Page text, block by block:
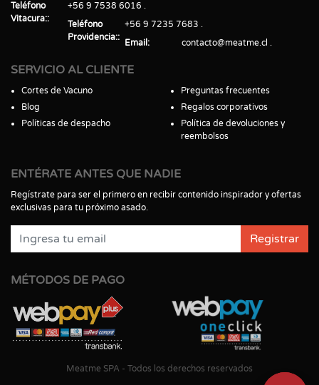
Teléfono
Vitacura:
+56 9 7538 6016
Teléfono
Providencia:
+56 9 7235 7683
Email
contacto@meatme.cl
SERVICIO AL CLIENTE
Cortes de Vacuno
Blog
Políticas de despacho
Preguntas frecuentes
Regalos corporativos
Política de devoluciones y
reembolsos
ENTÉRATE ANTES QUE NADIE
Regístrate para ser el primero en recibir contenido inspirador y ofertas
exclusivas para tu próximo asado.
Registrar
MÉTODOS DE PAGO
Meatme SPA - Todos los derechos reservados